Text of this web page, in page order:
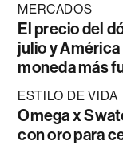
MERCADOS
El precio del
julio y
moneda más
ESTILO DE VIDA
Omega x
con oro para